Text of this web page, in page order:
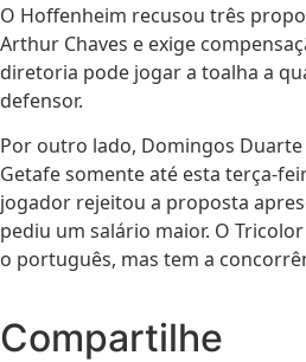
O Hoffenheim recusou três
Arthur Chaves e exige
diretoria pode jogar a toalha a
defensor.
Por outro lado, Domingos
Getafe somente até esta terça-
jogador rejeitou a proposta
pediu um salário maior. O
o português, mas tem a
Compartilhe